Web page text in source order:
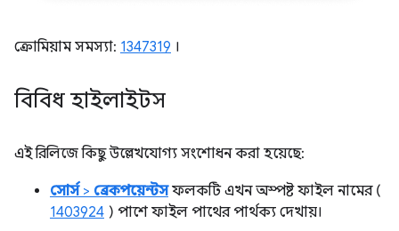
ক্রোমিয়াম সমস্যা: 1347319 ।
বিবিধ হাইলাইটস
এই রিলিজে কিছু উল্লেখযোগ্য সংশোধন করা হয়েছে:
সোর্স> ব্রেকপয়েন্টসফলকটি এখন অস্পষ্ট ফাইল নামের (
1403924 ) পাশে ফাইল পাথের পার্থক্য দেখায়।